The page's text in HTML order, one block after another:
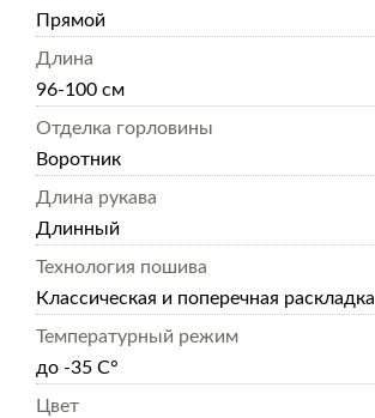
Прямой
Длина
96-100 см
Отделка горловины
Воротник
Длина рукава
Длинный
Технология пошива
Классическая и поперечная раскладка
Температурный режим
до -35 С°
Цвет